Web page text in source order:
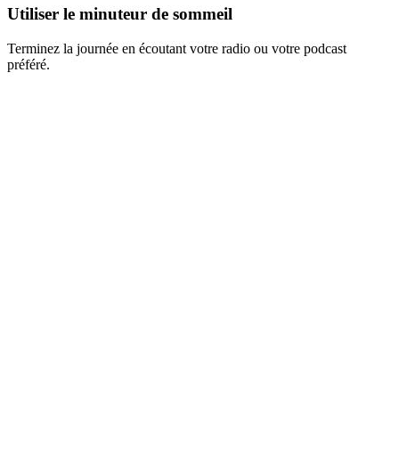
Utiliser le minuteur de sommeil
Terminez la journée en écoutant votre radio ou votre podcast
préféré.